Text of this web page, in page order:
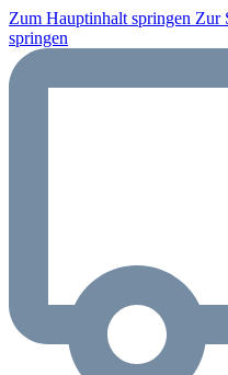
Zum Hauptinhalt springen Zur
springen